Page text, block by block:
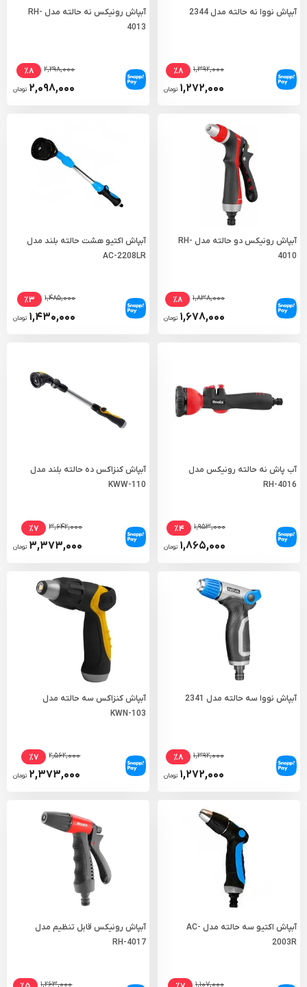
آبپاش نووا نه حالته مدل 2344
۱,۳۹۲,۰۰۰ ٪۸
۱,۲۷۲,۰۰۰ تومان
آبپاش رونیکس نه حالته مدل RH-
4013
۲,۲۹۸,۰۰۰ ٪۸
۲,۰۹۸,۰۰۰ تومان
آبپاش رونیکس دو حالته مدل RH-
4010
۱,۸۳۸,۰۰۰ ٪۸
۱,۶۷۸,۰۰۰ تومان
آبپاش اکتیو هشت حالته بلند مدل
AC-2208LR
۱,۴۸۵,۰۰۰ ٪۳
۱,۴۳۰,۰۰۰ تومان
آب پاش نه حالته رونیکس مدل
RH-4016
۱,۹۵۳,۰۰۰ ٪۴
۱,۸۶۵,۰۰۰ تومان
آبپاش کنزاکس ده حالته بلند مدل
KWW-110
۳,۶۴۲,۰۰۰ ٪۷
۳,۳۷۳,۰۰۰ تومان
آبپاش نووا سه حالته مدل 2341
۱,۳۹۲,۰۰۰ ٪۸
۱,۲۷۲,۰۰۰ تومان
آبپاش کنزاکس سه حالته مدل
KWN-103
۲,۵۶۲,۰۰۰ ٪۷
۲,۳۷۳,۰۰۰ تومان
آبپاش اکتیو سه حالته مدل AC-
2003R
۱,۱۰۷,۰۰۰
آبپاش رونیکس قابل تنظیم مدل
RH-4017
۱,۲۶۳,۰۰۰